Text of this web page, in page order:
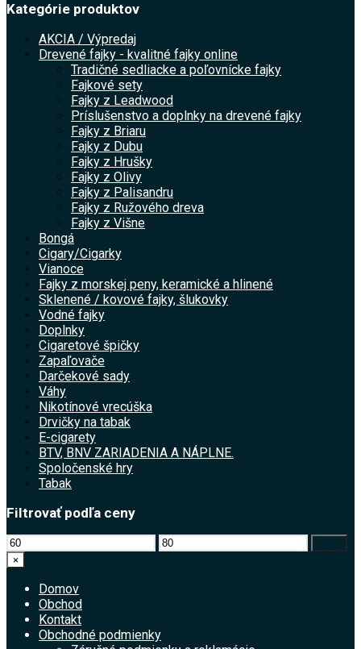
Kategórie produktov
AKCIA / Výpredaj
Drevené fajky - kvalitné fajky online
Tradičné sedliacke a poľovnícke fajky
Fajkové sety
Fajky z Leadwood
Príslušenstvo a doplnky na drevené fajky
Fajky z Briaru
Fajky z Dubu
Fajky z Hrušky
Fajky z Olivy
Fajky z Palisandru
Fajky z Ružového dreva
Fajky z Višne
Bongá
Cigary/Cigarky
Vianoce
Fajky z morskej peny, keramické a hlinené
Sklenené / kovové fajky, šlukovky
Vodné fajky
Doplnky
Cigaretové špičky
Zapaľovače
Darčekové sady
Váhy
Nikotínové vrecúška
Drvičky na tabak
E-cigarety
BTV, BNV ZARIADENIA A NÁPLNE.
Spoločenské hry
Tabak
Filtrovať podľa ceny
Minimálna
cena
Maximálna
×
Domov
Obchod
Kontakt
Obchodné podmienky